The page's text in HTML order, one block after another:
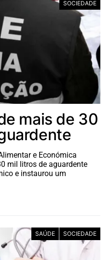
SOCIEDADE
mais de 30
e Económica
mil litros de aguardente
e instaurou um
SAÚDE SOCIEDADE